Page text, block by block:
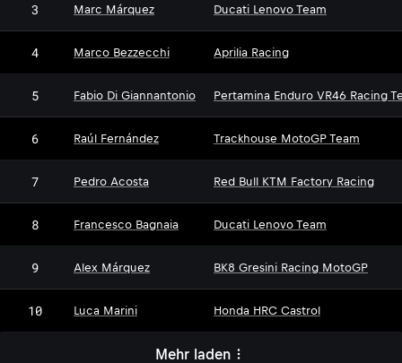
3 Marc Márquez Ducati Lenovo Team
4 Marco Bezzecchi Aprilia Racing
5 Fabio Di Giannantonio Pertamina Enduro VR46 Racing
6 Raúl Fernández Trackhouse MotoGP Team
7 Pedro Acosta Red Bull KTM Factory Racing
8 Francesco Bagnaia Ducati Lenovo Team
9 Alex Márquez BK8 Gresini Racing MotoGP
10 Luca Marini Honda HRC Castrol
Mehr laden